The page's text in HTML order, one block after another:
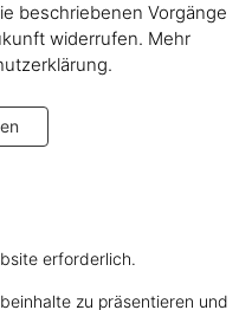
beschriebenen Vorgänge
widerrufen. Mehr
erforderlich.
zu präsentieren und